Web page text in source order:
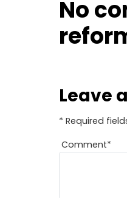
No
Leave
* Required
Comment*